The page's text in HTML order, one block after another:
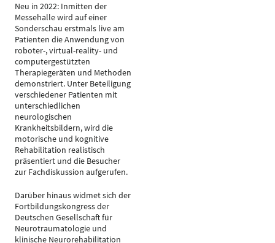
Neu in 2022: Inmitten der
Messehalle wird auf einer
Sonderschau erstmals live am
Patienten die Anwendung von
roboter-, virtual-reality- und
computergestützten
Therapiegeräten und Methoden
demonstriert. Unter Beteiligung
verschiedener Patienten mit
unterschiedlichen
neurologischen
Krankheitsbildern, wird die
motorische und kognitive
Rehabilitation realistisch
präsentiert und die Besucher
zur Fachdiskussion aufgerufen.
Darüber hinaus widmet sich der
Fortbildungskongress der
Deutschen Gesellschaft für
Neurotraumatologie und
klinische Neurorehabilitation